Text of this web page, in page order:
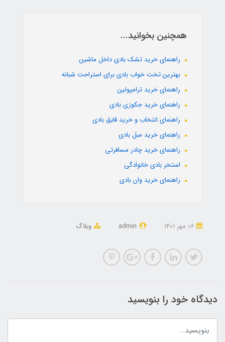
همچنین بخوانید...
راهنمای خرید تشک بادی داخل ماشین
بهترین تخت خواب بادی برای استراحت شبانه
راهنمای خرید ترامپولین
راهنمای خرید جکوزی بادی
راهنمای انتخاب و خرید قایق بادی
راهنمای خرید مبل بادی
راهنمای خرید چادر مسافرتی
استخر بادی خانوادگی
راهنمای خرید وان بادی
admin وبلاگ
دیدگاه خود را بنویسید